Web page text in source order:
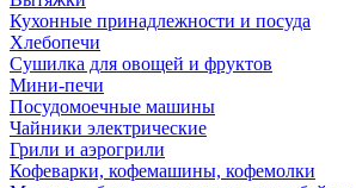
Кухонные принадлежности и посуда
Хлебопечи
Сушилка для овощей и фруктов
Мини-печи
Посудомоечные машины
Чайники электрические
Грили и аэрогрили
Кофеварки, кофемашины, кофемолки